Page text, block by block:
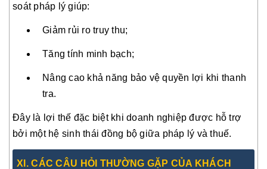
soát pháp lý giúp:
Giảm rủi ro truy thu;
Tăng tính minh bạch;
Nâng cao khả năng bảo vệ quyền lợi khi thanh
tra.
Đây là lợi thế đặc biệt khi doanh nghiệp được hỗ trợ
bởi một hệ sinh thái đồng bộ giữa pháp lý và thuế.
XI . CÁC CÂU HỎI THƯỜNG GẶP CỦA KHÁCH